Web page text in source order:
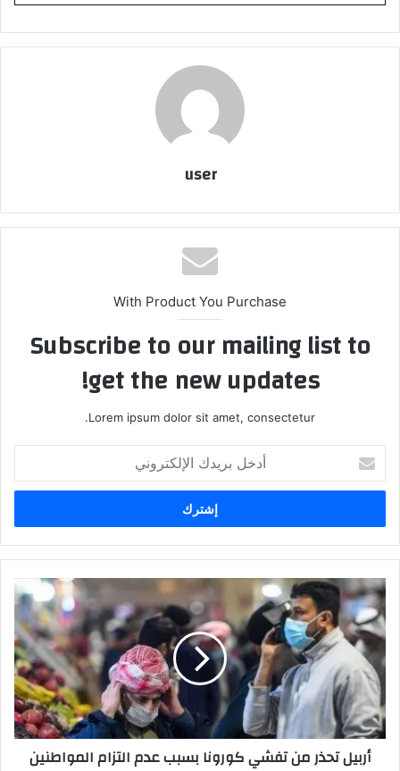
user
With Product You Purchase
Subscribe to our mailing list to
get the new updates!
Lorem ipsum dolor sit amet, consectetur.
بريدك
الإلكتروني
أربيل
تحذر
من
تفشي
كورونا
بسبب
عدم
التزام
المواطنين
أربيل تحذر من تفشي كورونا بسبب عدم التزام المواطنين